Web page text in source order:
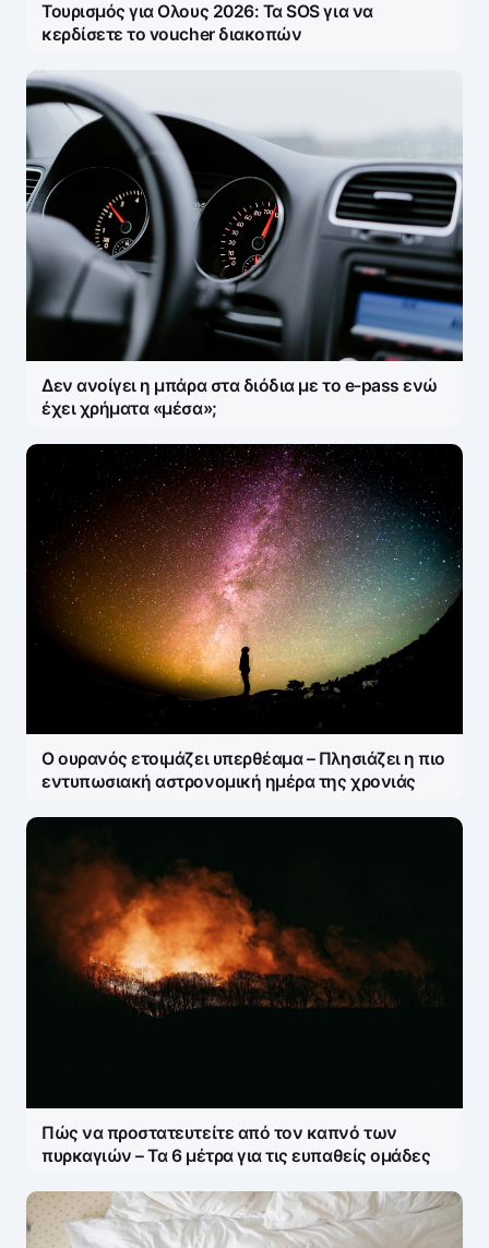
Τουρισμός για Ολους 2026: Τα SOS για να
κερδίσετε το voucher διακοπών
Δεν ανοίγει η μπάρα στα διόδια με το e-pass ενώ
έχει χρήματα «μέσα»;
Ο ουρανός ετοιμάζει υπερθέαμα – Πλησιάζει η πιο
εντυπωσιακή αστρονομική ημέρα της χρονιάς
Πώς να προστατευτείτε από τον καπνό των
πυρκαγιών – Τα 6 μέτρα για τις ευπαθείς ομάδες